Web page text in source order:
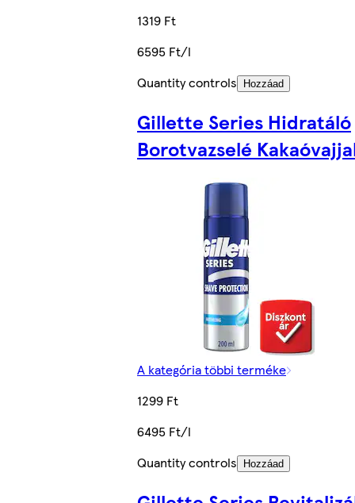
1319 Ft
6595 Ft/l
Quantity controls
Hozzáad
Gillette Series Hidratáló
Borotvazselé
A kategória többi terméke
1299 Ft
6495 Ft/l
Quantity controls
Hozzáad